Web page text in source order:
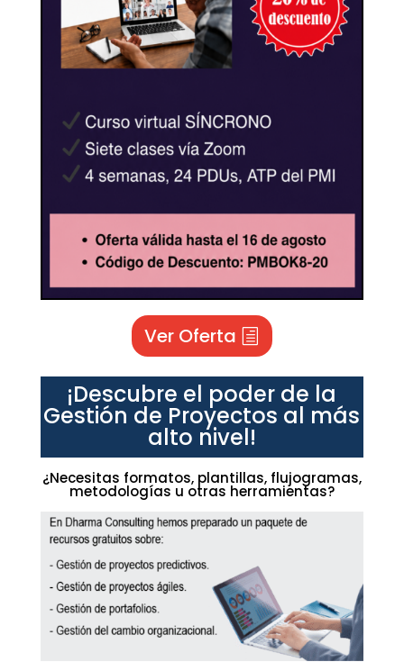
Ver Oferta
¡Descubre el poder de la
Gestión de Proyectos al más
alto nivel!
¿Necesitas formatos, plantillas, flujogramas,
metodologías u otras herramientas?